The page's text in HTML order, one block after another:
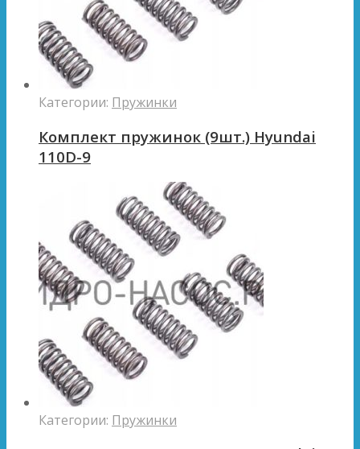
Категории: Пружинки
Комплект пружинок (9шт.) Hyundai
110D-9
Категории: Пружинки